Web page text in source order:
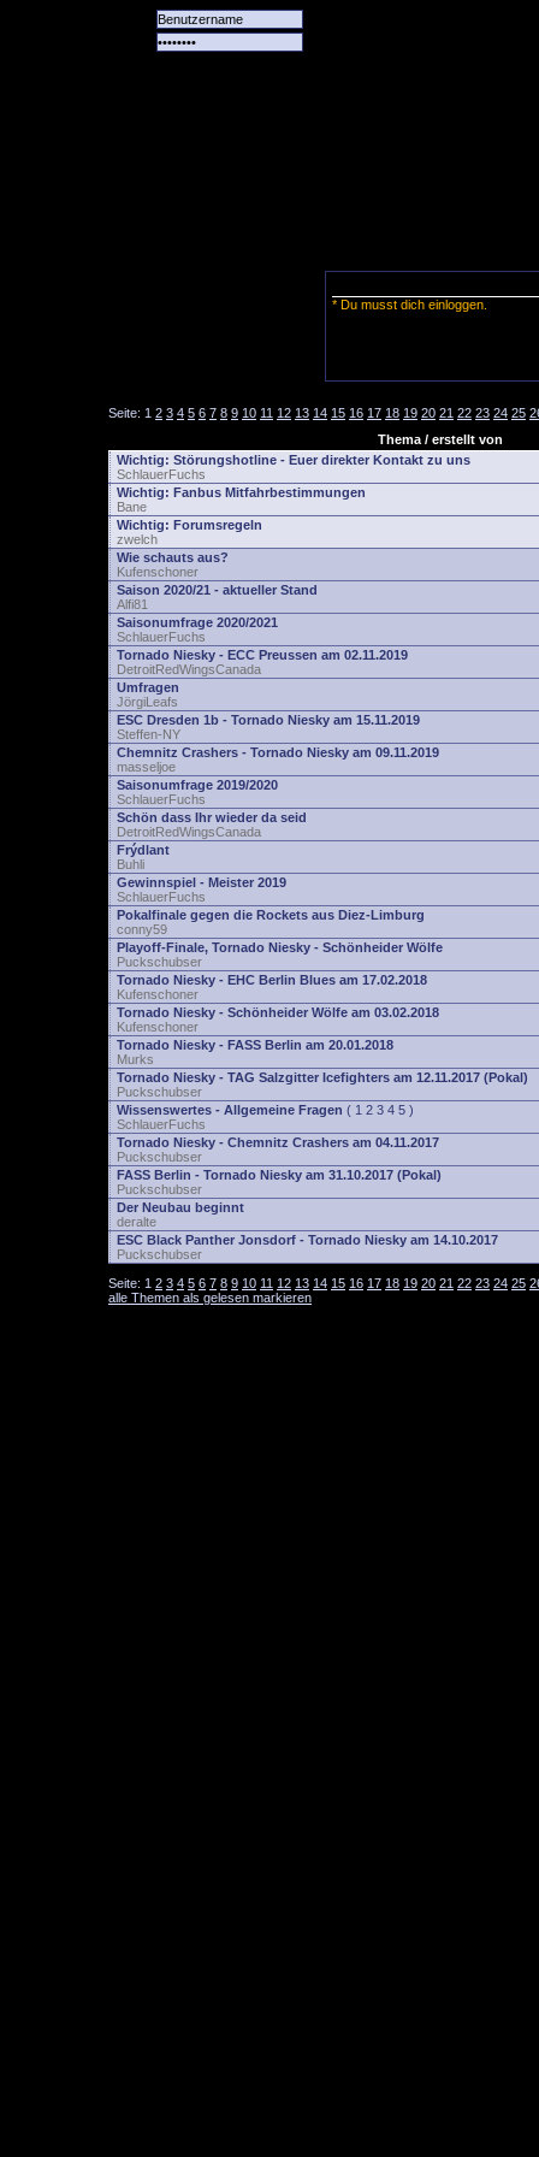
* Du musst dich einloggen.
Seite: 1 2 3 4 5 6 7 8 9 10 11 12 13 14 15 16 17 18 19 20 21 22 23 24 25
Thema / erstellt von
Wichtig: Störungshotline - Euer direkter Kontakt zu uns
SchlauerFuchs
Wichtig: Fanbus Mitfahrbestimmungen
Bane
Wichtig: Forumsregeln
zwelch
Wie schauts aus?
Kufenschoner
Saison 2020/21 - aktueller Stand
Alfi81
Saisonumfrage 2020/2021
SchlauerFuchs
Tornado Niesky - ECC Preussen am 02.11.2019
DetroitRedWingsCanada
Umfragen
JörgiLeafs
ESC Dresden 1b - Tornado Niesky am 15.11.2019
Steffen-NY
Chemnitz Crashers - Tornado Niesky am 09.11.2019
masseljoe
Saisonumfrage 2019/2020
SchlauerFuchs
Schön dass Ihr wieder da seid
DetroitRedWingsCanada
Frýdlant
Buhli
Gewinnspiel - Meister 2019
SchlauerFuchs
Pokalfinale gegen die Rockets aus Diez-Limburg
conny59
Playoff-Finale, Tornado Niesky - Schönheider Wölfe
Puckschubser
Tornado Niesky - EHC Berlin Blues am 17.02.2018
Kufenschoner
Tornado Niesky - Schönheider Wölfe am 03.02.2018
Kufenschoner
Tornado Niesky - FASS Berlin am 20.01.2018
Murks
Tornado Niesky - TAG Salzgitter Icefighters am 12.11.2017 (Pokal)
Puckschubser
Wissenswertes - Allgemeine Fragen ( 1 2 3 4 5 )
SchlauerFuchs
Tornado Niesky - Chemnitz Crashers am 04.11.2017
Puckschubser
FASS Berlin - Tornado Niesky am 31.10.2017 (Pokal)
Puckschubser
Der Neubau beginnt
deralte
ESC Black Panther Jonsdorf - Tornado Niesky am 14.10.2017
Puckschubser
Seite: 1 2 3 4 5 6 7 8 9 10 11 12 13 14 15 16 17 18 19 20 21 22 23 24 25
alle Themen als gelesen markieren